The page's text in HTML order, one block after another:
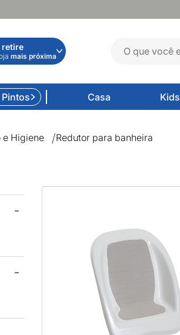
retire
mais próxima
Casa Kids
e Higiene Redutor para banheira